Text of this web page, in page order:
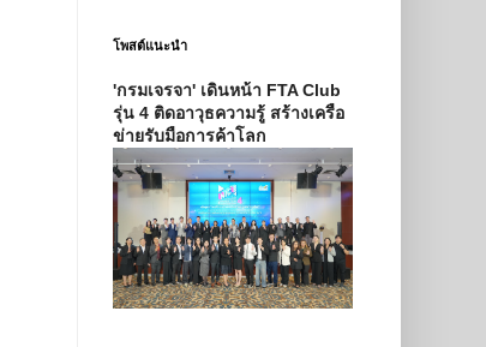
โพสต์แนะนำ
'กรมเจรจา' เดินหน้า FTA Club
รุ่น 4 ติดอาวุธความรู้ สร้างเครือ
ข่ายรับมือการค้าโลก